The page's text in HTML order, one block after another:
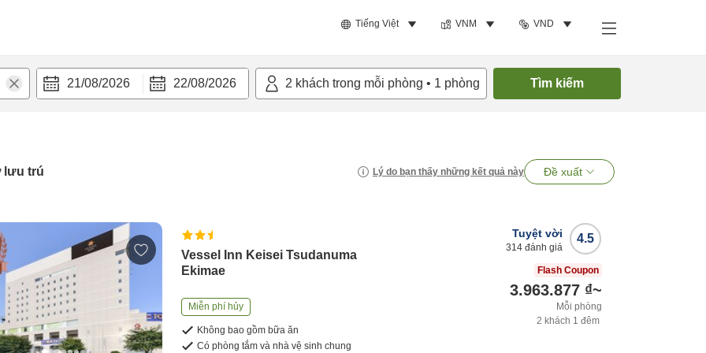
Tiếng Việt VNM VND
21/08/2026 22/08/2026 2 khách trong mỗi phòng • 1 phòng Tìm kiếm
lưu trú Lý do bạn thấy những kết quả này Đề xuất
Vessel Inn Keisei Tsudanuma
Ekimae
Miễn phí hủy
Không bao gồm bữa ăn
Có phòng tắm và nhà vệ sinh chung
4.5
Tuyệt vời
314 đánh giá
Flash Coupon
3.963.877 ₫~
Mỗi phòng
2 khách 1 đêm